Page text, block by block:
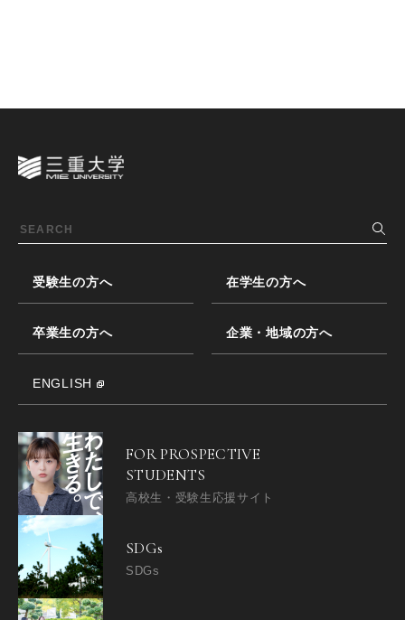
受験生の方へ 在学生の方へ
卒業生の方へ 企業・地域の方へ
ENGLISH
FOR PROSPECTIVE
STUDENTS
高校生・受験生応援サイト
SDGs
SDGs